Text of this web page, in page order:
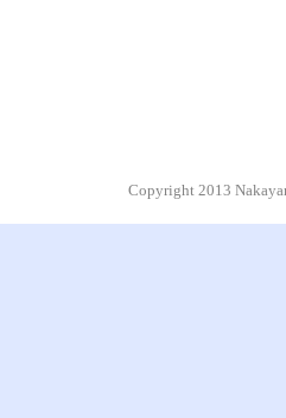
Copyright 2013